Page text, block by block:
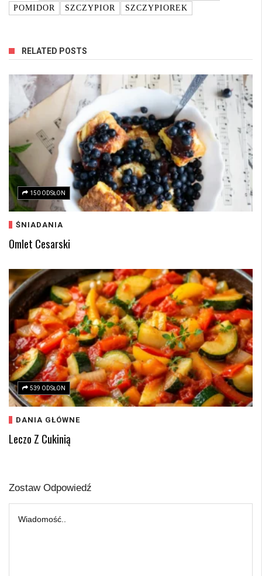
POMIDOR
SZCZYPIOR SZCZYPIOREK
RELATED POSTS
150 ODSŁON
ŚNIADANIA
Omlet Cesarski
539 ODSŁON
DANIA GŁÓWNE
Leczo Z Cukinią
Zostaw Odpowiedź